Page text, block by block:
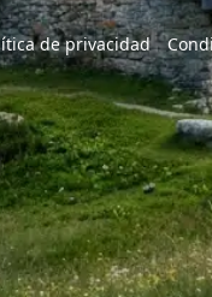
de privacidad